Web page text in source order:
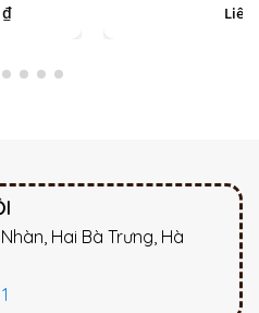
₫ Liên
Hai Bà Trưng, Hà